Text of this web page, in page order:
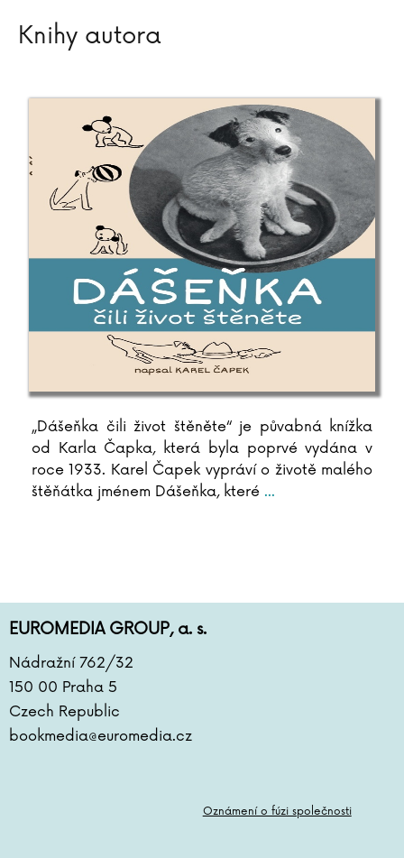
Knihy autora
„Dášeňka čili život štěněte“ je půvabná knížka
od Karla Čapka, která byla poprvé vydána v
roce 1933. Karel Čapek vypráví o životě malého
štěňátka jménem Dášeňka, které ...
EUROMEDIA GROUP, a. s.
Nádražní 762/32
150 00 Praha 5
Czech Republic
bookmedia@euromedia.cz
Oznámení o fúzi společnosti